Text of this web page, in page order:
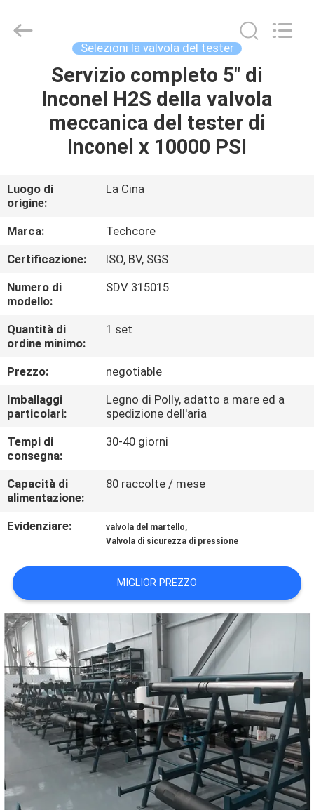
PRODOTTI
NOI
GIRO
DELLA
FABBRICA
CONTROLLO
DI
QUALITÀ
CONTATTICI
NOTIZIE
CASI
DEL
SITO
PRIVACY
POLICY
Tools
Selezioni la valvola del tester
Servizio completo 5" di
Inconel H2S della valvola
meccanica del tester di
Inconel x 10000 PSI
Luogo di
origine:
La Cina
Marca:
Techcore
Certificazione:
ISO, BV, SGS
Numero di
modello:
SDV 315015
Quantità di
ordine minimo:
1 set
Prezzo:
negotiable
Imballaggi
particolari:
Legno di Polly, adatto a mare ed a
spedizione dell'aria
Tempi di
consegna:
30-40 giorni
Capacità di
alimentazione:
80 raccolte / mese
Evidenziare: valvola del martello,
Valvola di sicurezza di pressione
MIGLIOR PREZZO